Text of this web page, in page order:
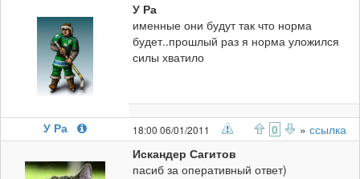
У Ра
именные они будут так что норма
будет..прошлый раз я норма уложился
силы хватило
У Ра 18:00 06/01/2011 0 » ссылка
Искандер Сагитов
пасиб за оперативный ответ)